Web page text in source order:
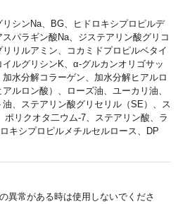
シンNa、BG、ヒドロキシプロピルデ
パラギン酸Na、ジステアリン酸グリコ
リルアミン、コカミドプロピルベタイ
ルグリシンK、α-グルカンオリゴサッ
水分解コラーゲン、加水分解ヒアルロ
ルロン酸）、ローズ油、ユーカリ油、
、ステアリン酸グリセリル（SE）、ス
ポリクオタ二ウム-7、ステアリン酸、ラ
キシプロピルメチルセルロース、DP
異常がある時は使用しないでくださ